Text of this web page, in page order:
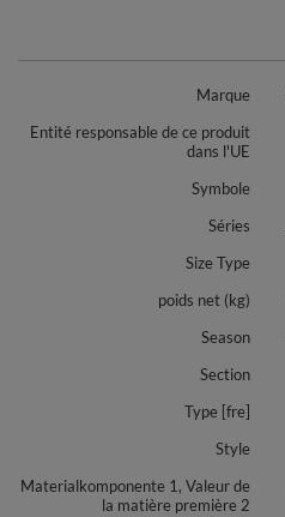
Marque
Entité responsable de ce produit
dans l'UE
Symbole
Séries
Size Type
poids net (kg)
Season
Section
Type [fre]
Style
Materialkomponente 1, Valeur de
la matière première 2